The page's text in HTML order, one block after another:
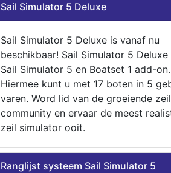
Sail Simulator 5 Deluxe
Sail Simulator 5 Deluxe is vanaf nu
beschikbaar! Sail Simulator 5
Sail Simulator 5 en Boatset 1 add-on.
Hiermee kunt u met 17 boten in 5
varen. Word lid van de groeiende zeil
community en ervaar de meest
zeil simulator ooit.
Ranglijst systeem Sail Simulator 5